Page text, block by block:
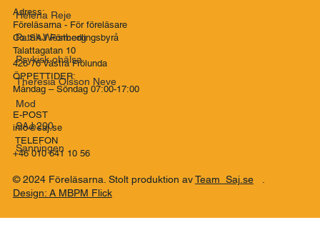
Helena Reje
Patrik Westberg
Psykisk ohälsa
Theresia Olsson Neve
Mod
SAJ 200
Sanningen
Adress:
Föreläsarna - För föreläsare
Co..SAJ Förmedlingsbyrå
Talattagatan 10
426 76 Västra Frölunda
ÖPPETTIDER:
Måndag – Söndag 07:00-17:00
E-POST
info@saj.se
TELEFON
+46 010 641 10 56
© 2024 Föreläsarna. Stolt produktion avTeam Saj.se.
Design: A MBPM Flick